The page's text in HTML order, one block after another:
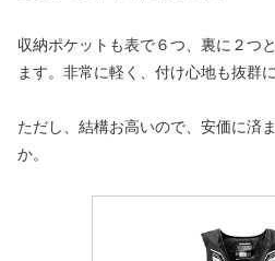
収納ポケットも表で６つ、裏に２つ
ます。非常に軽く、付け心地も抜群
ただし、結構お高いので、安価に済
か。